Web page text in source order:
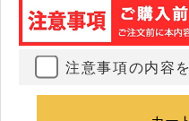
注意事項の内容